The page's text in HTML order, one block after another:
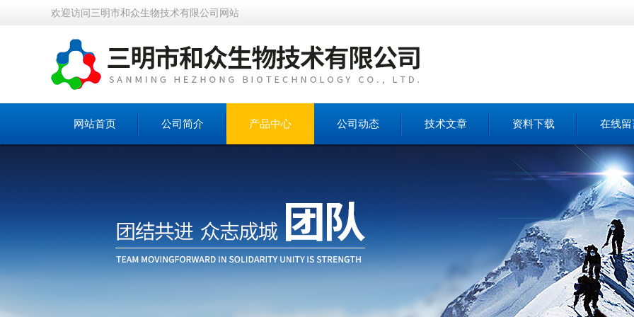
欢迎访问三明市和众生物技术有限公司网站
网站首页 公司简介 产品中心 公司动态 技术文章 资料下载 在线留